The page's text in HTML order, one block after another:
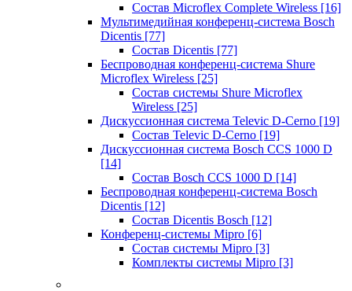
Состав Microflex Complete Wireless [16]
Мультимедийная конференц-система Bosch
Dicentis [77]
Состав Dicentis [77]
Беспроводная конференц-система Shure
Microflex Wireless [25]
Состав системы Shure Microflex
Wireless [25]
Дискуссионная система Televic D-Cerno [19]
Состав Televic D-Cerno [19]
Дискуссионная система Bosch CCS 1000 D
[14]
Состав Bosch CCS 1000 D [14]
Беспроводная конференц-система Bosch
Dicentis [12]
Состав Dicentis Bosch [12]
Конференц-системы Mipro [6]
Состав системы Mipro [3]
Комплекты системы Mipro [3]